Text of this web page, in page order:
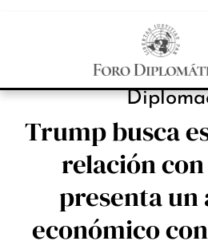
Trump busca
relación
presenta un
económico